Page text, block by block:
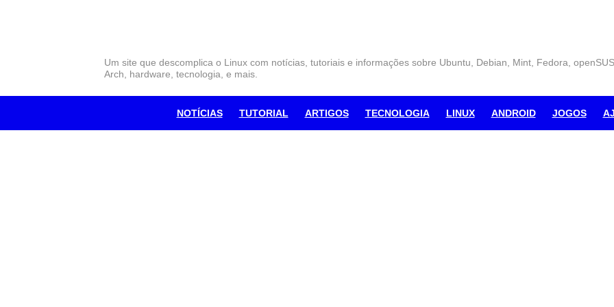
Um site que descomplica o Linux com notícias, tutoriais e informações sobre Ubuntu, Debian, Mint, Fedora,
Arch, hardware, tecnologia, e mais.
NOTÍCIAS TUTORIAL ARTIGOS TECNOLOGIA LINUX ANDROID JOGOS